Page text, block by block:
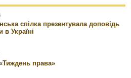
спілка презентувала доповідь
Україні
права»